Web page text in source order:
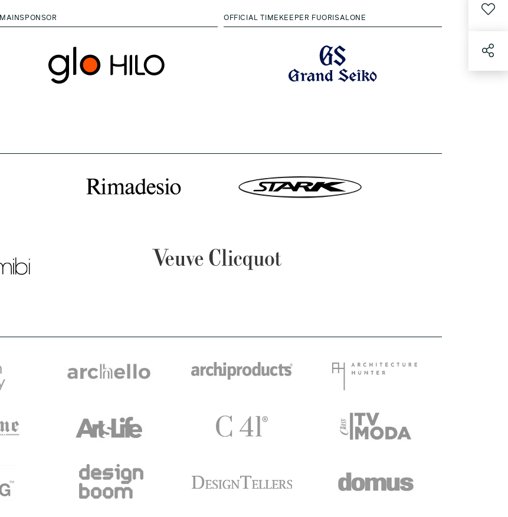
MAINSPONSOR OFFICIAL TIMEKEEPER FUORISALONE